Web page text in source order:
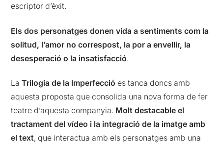
escriptor d’èxit.
Els dos personatges donen vida a sentiments com la
solitud, l’amor no correspost, la por a envellir, la
desesperació o la insatisfacció.
LaTrilogia de la Imperfecció es tanca doncs amb
aquesta proposta que consolida una nova forma de fer
teatre d’aquesta companyia. Molt destacable el
tractament del vídeo i la integració de la imatge amb
el text, que interactua amb els personatges amb una